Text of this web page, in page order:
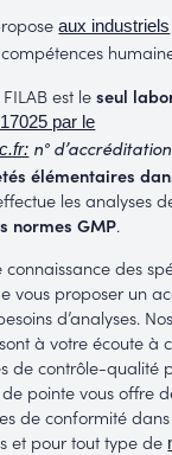
aux industriels
est leseul
par le
n°
élémentaires
les analyses
normes GMP.
des
vous proposer un
d’analyses.
à votre écoute à
de contrôle-qualité
pointe vous offre
de conformité
et pour tout type de